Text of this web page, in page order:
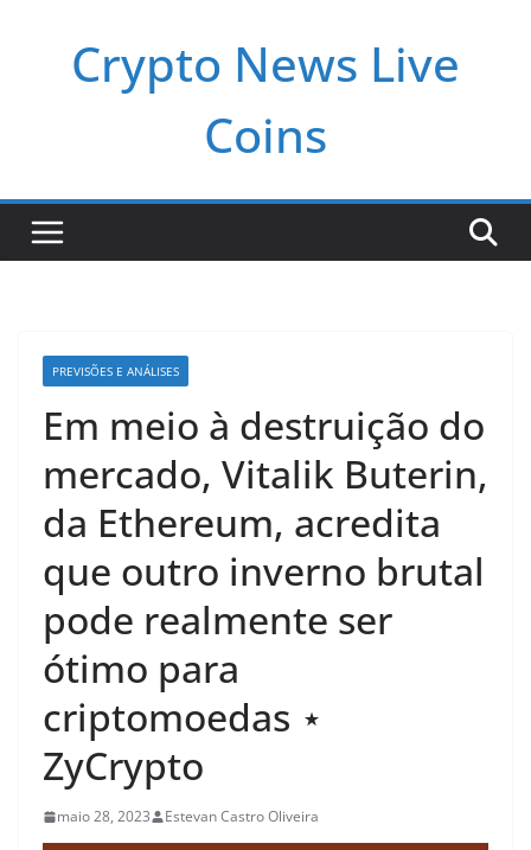
Crypto News Live
Coins
PREVISÕES E ANÁLISES
Em meio à destruição do
mercado, Vitalik Buterin,
da Ethereum, acredita
que outro inverno brutal
pode realmente ser
ótimo para
criptomoedas ⋆
ZyCrypto
maio 28, 2023 Estevan Castro Oliveira